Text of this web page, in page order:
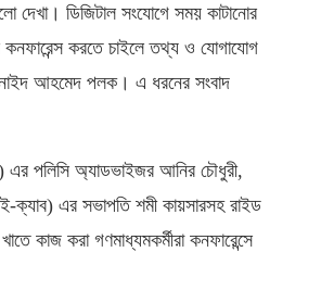
দেখা। ডিজিটাল সংযোগে সময় কাটানোর
কনফারেন্স করতে চাইলে তথ্য ও যোগাযোগ
আহমেদ পলক। এ ধরনের সংবাদ
পলিসি অ্যাডভাইজর আনির চৌধুরী,
(ই-ক্যাব) এর সভাপতি শমী কায়সারসহ রাইড
কাজ করা গণমাধ্যমকর্মীরা কনফারেন্সে